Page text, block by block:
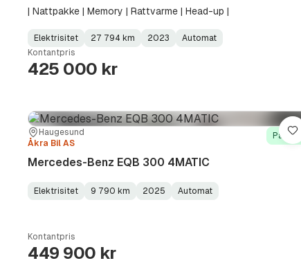
| Nattpakke | Memory | Rattvarme | Head-up |
Fuel
Type:
Elektrisitet
Kilometerstand:
27 794 km
Model
Year:
2023
Gearbox
Type:
Automat
Kontantpris
425 000 kr
Sted:
Haugesund
Forhandler:
Åkra Bil AS
På
Mercedes-Benz EQB 300 4MATIC
Fuel
Elektrisitet
Kilometerstand:
9 790 km
Model
2025
Gearbox
Automat
Kontantpris
449 900 kr